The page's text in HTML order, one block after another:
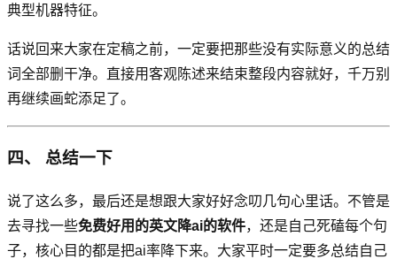
典型机器特征。
话说回来大家在定稿之前，一定要把那些没有实际意义的总结
词全部删干净。直接用客观陈述来结束整段内容就好，千万别
再继续画蛇添足了。
四、 总结一下
说了这么多，最后还是想跟大家好好念叨几句心里话。不管是
去寻找一些免费好用的英文降ai的软件，还是自己死磕每个句
子，核心目的都是把ai率降下来。大家平时一定要多总结自己